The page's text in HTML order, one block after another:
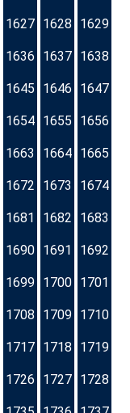
1627 1628 1629
1636 1637 1638
1645 1646 1647
1654 1655 1656
1663 1664 1665
1672 1673 1674
1681 1682 1683
1690 1691 1692
1699 1700 1701
1708 1709 1710
1717 1718 1719
1726 1727 1728